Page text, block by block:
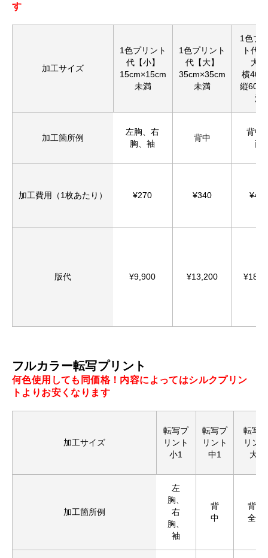
す
加工サイズ
1色プリント
代【小】
15cm×15cm
未満
1色プリント
代【大】
35cm×35cm
未満
1色プ
ト代
大】
横
縦
満
加工箇所例
左胸、右
胸、袖
背中
背中
面
加工費用（1枚あたり） ¥270 ¥340 ¥440
版代 ¥9,900 ¥13,200
フルカラー転写プリント
何色使用しても同価格！内容によってはシルクプリン
トよりお安くなります
加工サイズ
転写プ
リント
小1
転写プ
リント
中1
転写プ
リント
大1
加工箇所例
左
胸、
右
胸、
袖
背
中
背中
全面